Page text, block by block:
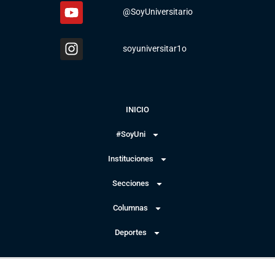
@SoyUniversitario
soyuniversitar1o
INICIO
#SoyUni
Instituciones
Secciones
Columnas
Deportes